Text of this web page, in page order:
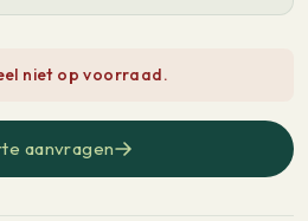
niet op voorraad.
aanvragen